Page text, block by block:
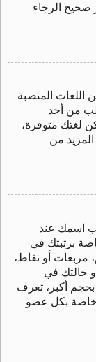
صحيح الرجاء
المنصبة
من أحد
لغتك متوفرة،
من
اسمك عند
برتبتك في
أو نقاط،
حالتك في
بحجم أكبر، تعرف
بكل عضو